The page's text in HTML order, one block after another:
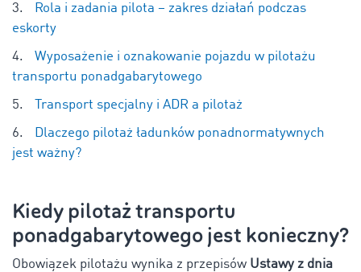
Rola i zadania pilota – zakres działań podczas
eskorty
Wyposażenie i oznakowanie pojazdu w pilotażu
transportu ponadgabarytowego
Transport specjalny i ADR a pilotaż
Dlaczego pilotaż ładunków ponadnormatywnych
jest ważny?
Kiedy pilotaż transportu
ponadgabarytowego jest konieczny?
Obowiązek pilotażu wynika z przepisów Ustawy z dnia